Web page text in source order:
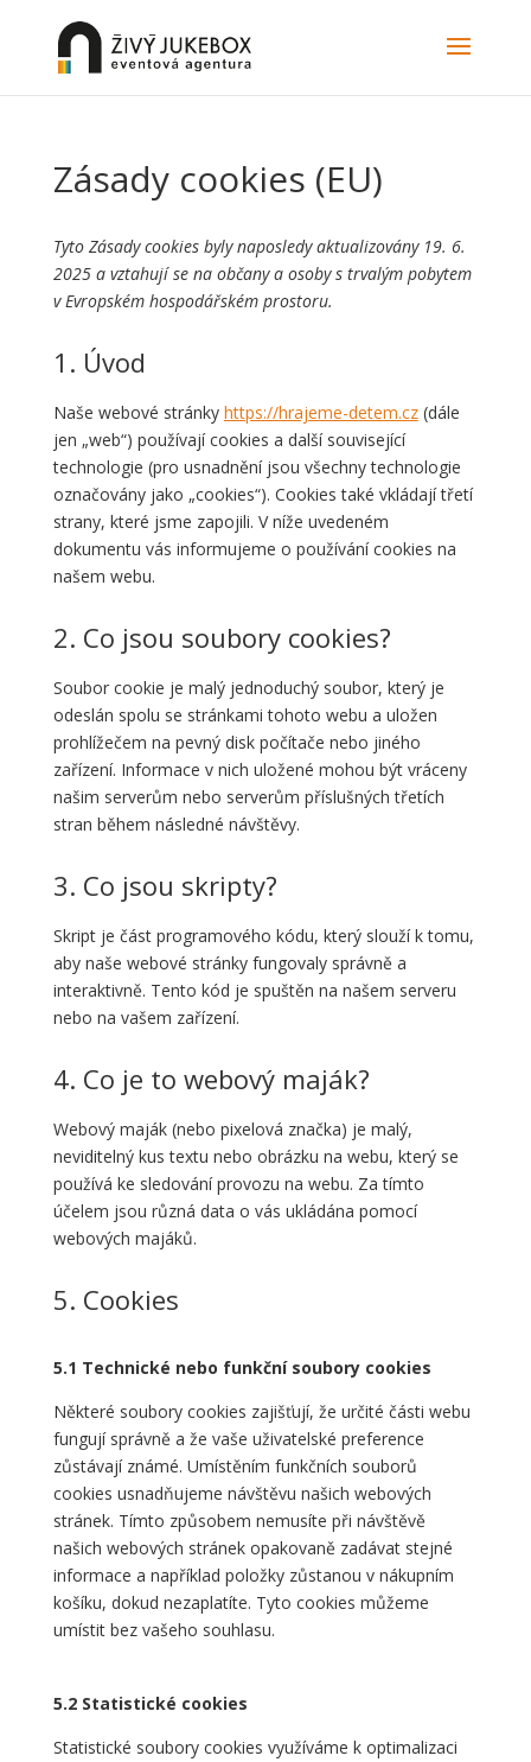
Zásady cookies (EU)
Tyto Zásady cookies byly naposledy aktualizovány 19. 6.
2025 a vztahují se na občany a osoby s trvalým pobytem
v Evropském hospodářském prostoru.
1. Úvod
Naše webové stránky https://hrajeme-detem.cz(dále
jen „web“) používají cookies a další související
technologie (pro usnadnění jsou všechny technologie
označovány jako „cookies“). Cookies také vkládají třetí
strany, které jsme zapojili. V níže uvedeném
dokumentu vás informujeme o používání cookies na
našem webu.
2. Co jsou soubory cookies?
Soubor cookie je malý jednoduchý soubor, který je
odeslán spolu se stránkami tohoto webu a uložen
prohlížečem na pevný disk počítače nebo jiného
zařízení. Informace v nich uložené mohou být vráceny
našim serverům nebo serverům příslušných třetích
stran během následné návštěvy.
3. Co jsou skripty?
Skript je část programového kódu, který slouží k tomu,
aby naše webové stránky fungovaly správně a
interaktivně. Tento kód je spuštěn na našem serveru
nebo na vašem zařízení.
4. Co je to webový maják?
Webový maják (nebo pixelová značka) je malý,
neviditelný kus textu nebo obrázku na webu, který se
používá ke sledování provozu na webu. Za tímto
účelem jsou různá data o vás ukládána pomocí
webových majáků.
5. Cookies
5.1 Technické nebo funkční soubory cookies
Některé soubory cookies zajišťují, že určité části webu
fungují správně a že vaše uživatelské preference
zůstávají známé. Umístěním funkčních souborů
cookies usnadňujeme návštěvu našich webových
stránek. Tímto způsobem nemusíte při návštěvě
našich webových stránek opakovaně zadávat stejné
informace a například položky zůstanou v nákupním
košíku, dokud nezaplatíte. Tyto cookies můžeme
umístit bez vašeho souhlasu.
5.2 Statistické cookies
Statistické soubory cookies využíváme k optimalizaci